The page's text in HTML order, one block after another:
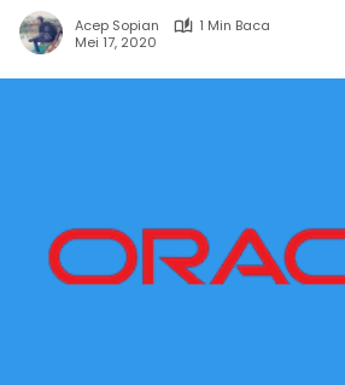
Acep Sopian
1 Min Baca
Mei 17, 2020